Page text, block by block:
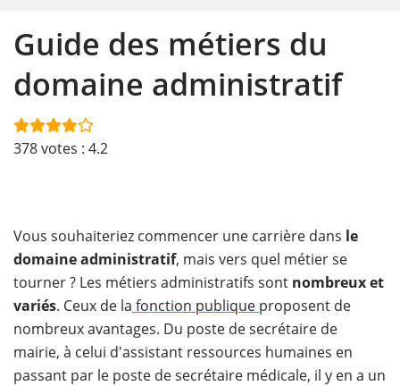
Guide des métiers du
domaine administratif
378votes : 4.2
Vous souhaiteriez commencer une carrière dans le
domaine administratif, mais vers quel métier se
tourner ? Les métiers administratifs sont nombreux et
variés. Ceux de la fonction publique proposent de
nombreux avantages. Du poste de secrétaire de
mairie, à celui d'assistant ressources humaines en
passant par le poste de secrétaire médicale, il y en a un